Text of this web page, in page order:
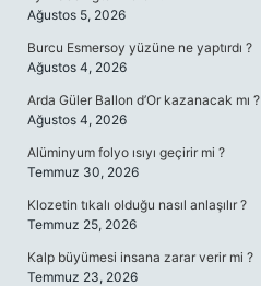
Ağustos 5, 2026
Burcu Esmersoy yüzüne ne yaptırdı ?
Ağustos 4, 2026
Arda Güler Ballon d’Or kazanacak mı ?
Ağustos 4, 2026
Alüminyum folyo ısıyı geçirir mi ?
Temmuz 30, 2026
Klozetin tıkalı olduğu nasıl anlaşılır ?
Temmuz 25, 2026
Kalp büyümesi insana zarar verir mi ?
Temmuz 23, 2026